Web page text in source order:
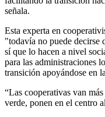
señala.
Esta experta en
"todavía no puede decirse
sí que lo hacen a nivel
para las administraciones
transición apoyándose en
“Las cooperativas van
verde, ponen en el centro